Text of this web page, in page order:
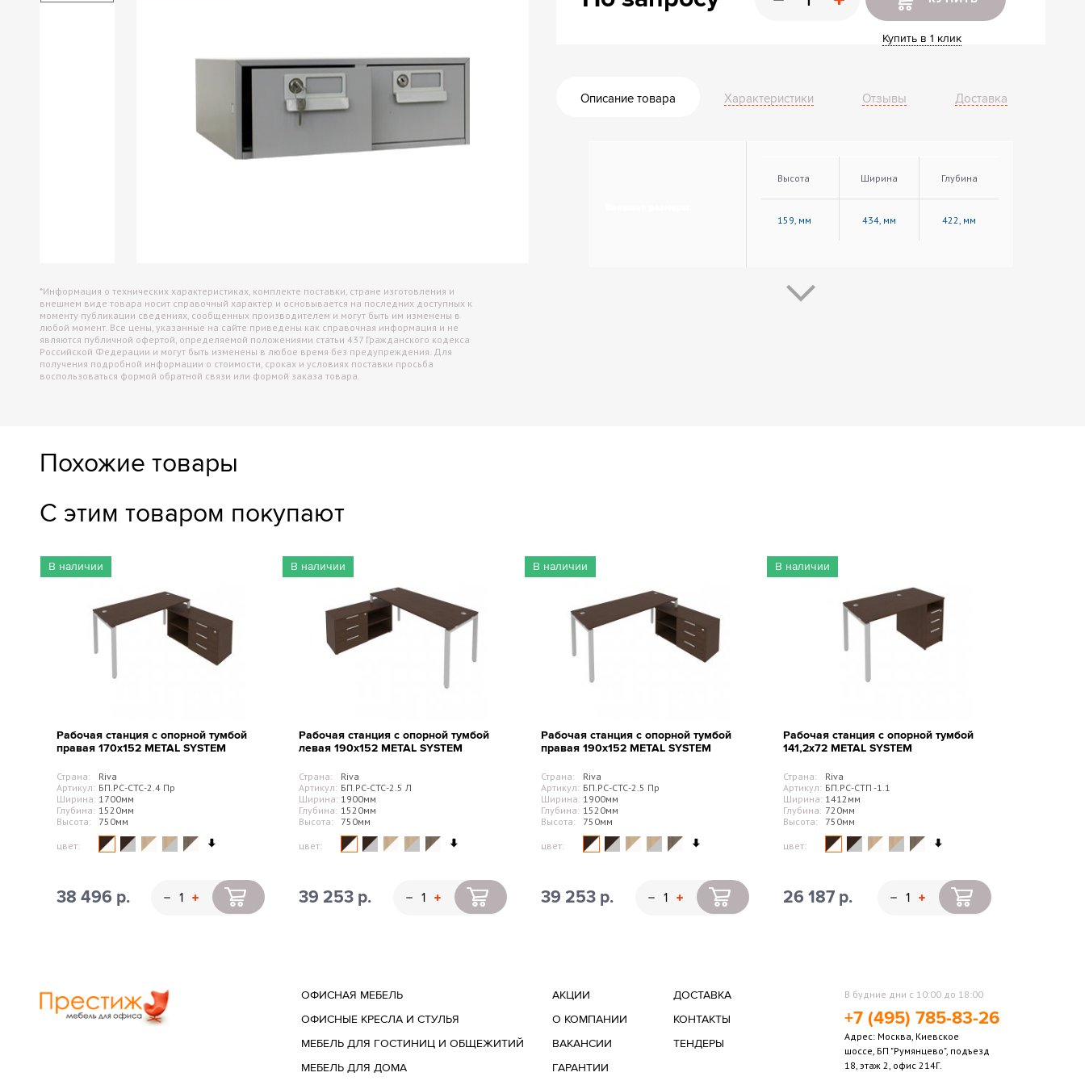
Архивные шкафы
*Информация о технических характеристиках, комплекте поставки, стране изготовления и
внешнем виде товара носит справочный характер и основывается на последних доступных к
моменту публикации сведениях, сообщенных производителем и могут быть им изменены в
любой момент. Все цены, указанные на сайте приведены как справочная информация и не
являются публичной офертой, определяемой положениями статьи 437 Гражданского кодекса
Российской Федерации и могут быть изменены в любое время без предупреждения. Для
получения подробной информации о стоимости, сроках и условиях поставки просьба
воспользоваться формой обратной связи или формой заказа товара.
Купить в 1 клик
Описание товара Характеристики Отзывы Доставка
Высота Ширина Глубина
159, мм 434, мм 422, мм
2
Тип замка:
Ключевой
Цвет:
Серый гусь
Гарантия:
Похожие товары
С этим товаром покупают
В наличии
Рабочая станция с опорной тумбой
правая 170х152 METAL SYSTEM
Страна:
Riva
Артикул: БП.РС-СТС-2.4 Пр
Ширина: 1700мм
Глубина: 1520мм
Высота:
750мм
цвет:
38 496 р.
В наличии
Рабочая станция с опорной тумбой
левая 190х152 METAL SYSTEM
Страна:
Riva
Артикул: БП.РС-СТС-2.5 Л
Ширина: 1900мм
Глубина: 1520мм
Высота:
750мм
цвет:
39 253 р.
В наличии
Рабочая станция с опорной тумбой
правая 190х152 METAL SYSTEM
Страна:
Riva
Артикул: БП.РС-СТС-2.5 Пр
Ширина: 1900мм
Глубина: 1520мм
Высота:
750мм
цвет:
39 253 р.
В наличии
Рабочая станция с опорной тумбой
141,2х72 METAL SYSTEM
Страна:
Riva
Артикул: БП.РС-СТП -1.1
Ширина: 1412мм
Глубина: 720мм
Высота:
750мм
цвет:
26 187 р.
ОФИСНАЯ МЕБЕЛЬ
ОФИСНЫЕ КРЕСЛА И СТУЛЬЯ
МЕБЕЛЬ ДЛЯ ГОСТИНИЦ И ОБЩЕЖИТИЙ
МЕБЕЛЬ ДЛЯ ДОМА
АКЦИИ
О КОМПАНИИ
ВАКАНСИИ
ГАРАНТИИ
ДОСТАВКА
КОНТАКТЫ
ТЕНДЕРЫ
В будние дни с 10:00 до 18:00
+7 (495) 785-83-26
Адрес: Москва, Киевское
шоссе, БП "Румянцево", подъезд
18, этаж 2, офис 214Г.